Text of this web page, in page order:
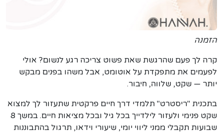
הזמנה
קרה לך פעם שהרגשת שאת פשוט צריכה רגע לנשום? אולי
לפעמים את מתפקדת על אוטומט, אבל משהו בפנים מבקש
יותר — שקט, שלווה, חיבור.
בתכנית "ריסטרט" תלמדי דרך חיים פרקטית שתעזור לך למצוא
שקט פנימי ולעזור לילדייך בכל גיל ובכל מציאות חיים. במשך 8
שבועות תקבלי ממני ליווי יומי, שיעורי וידאו, תרגול בהתבוננות